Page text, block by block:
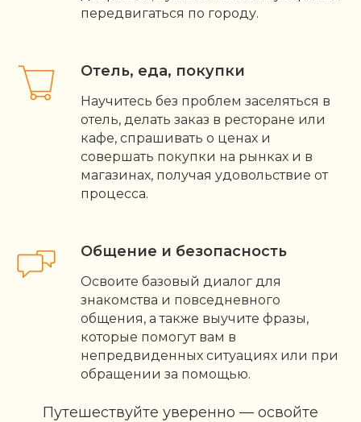
передвигаться по городу.
Отель, еда, покупки
Научитесь без проблем заселяться в
отель, делать заказ в ресторане или
кафе, спрашивать о ценах и
совершать покупки на рынках и в
магазинах, получая удовольствие от
процесса.
Общение и безопасность
Освоите базовый диалог для
знакомства и повседневного
общения, а также выучите фразы,
которые помогут вам в
непредвиденных ситуациях или при
обращении за помощью.
Путешествуйте уверенно — освойте